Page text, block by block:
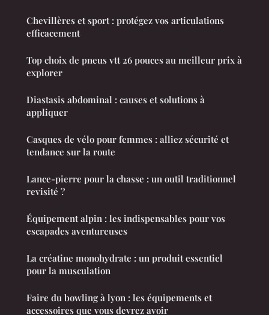
Chevillères et sport : protégez vos articulations
efficacement
Top choix de pneus vtt 26 pouces au meilleur prix à
explorer
Diastasis abdominal : causes et solutions à
appliquer
Casques de vélo pour femmes : alliez sécurité et
tendance sur la route
Lance-pierre pour la chasse : un outil traditionnel
revisité ?
Équipement alpin : les indispensables pour vos
escapades aventureuses
La créatine monohydrate : un produit essentiel
pour la musculation
Faire du bowling à lyon : les équipements et
accessoires que vous devrez avoir